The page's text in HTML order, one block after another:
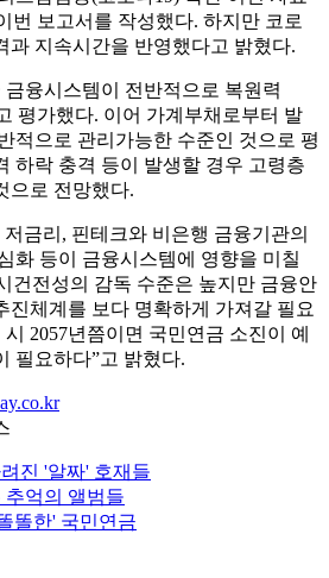
번 보고서를 작성했다. 하지만 코로
과 지속시간을 반영했다고 밝혔다.
융시스템이 전반적으로 복원력
평가했다. 이어 가계부채로부터 발
적으로 관리가능한 수준인 것으로 평
하락 충격 등이 발생할 경우 고령층
으로 전망했다.
금리, 핀테크와 비은행 금융기관의
화 등이 금융시스템에 영향을 미칠
건전성의 감독 수준은 높지만 금융안
진체계를 보다 명확하게 가져갈 필요
2057년쯤이면 국민연금 소진이 예
필요하다”고 밝혔다.
진 '알짜' 호재들
추억의 앨범들
똘한' 국민연금